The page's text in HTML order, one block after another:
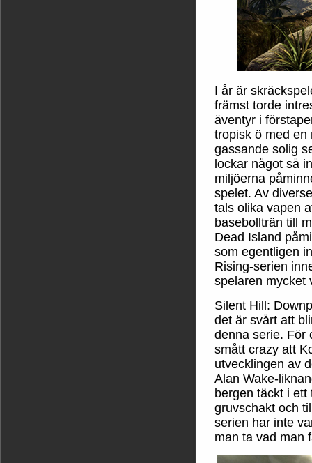
I år är
främst torde
äventyr i
tropisk ö med en
gassande solig
lockar något så
miljöerna
spelet. Av
tals olika vapen
basebollträn till
Dead Island
som egentligen
Rising-serien
spelaren mycket
Silent Hill:
det är svårt att
denna serie. För
smått crazy att
utvecklingen av
Alan Wake-
bergen täckt i
gruvschakt och
serien har inte
man ta vad man